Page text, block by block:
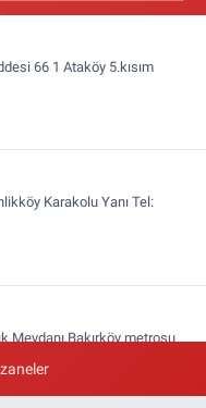
66 1 Ataköy 5.kısım
Karakolu Yanı Tel:
Meydanı,Bakırköy metrosu